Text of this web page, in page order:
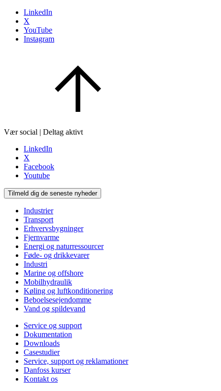
LinkedIn
X
YouTube
Instagram
Vær social | Deltag aktivt
LinkedIn
X
Facebook
Youtube
Tilmeld dig de seneste nyheder
Industrier
Transport
Erhvervsbygninger
Fjernvarme
Energi og naturressourcer
Føde- og drikkevarer
Industri
Marine og offshore
Mobilhydraulik
Køling og luftkonditionering
Beboelsesejendomme
Vand og spildevand
Service og support
Dokumentation
Downloads
Casestudier
Service, support og reklamationer
Danfoss kurser
Kontakt os